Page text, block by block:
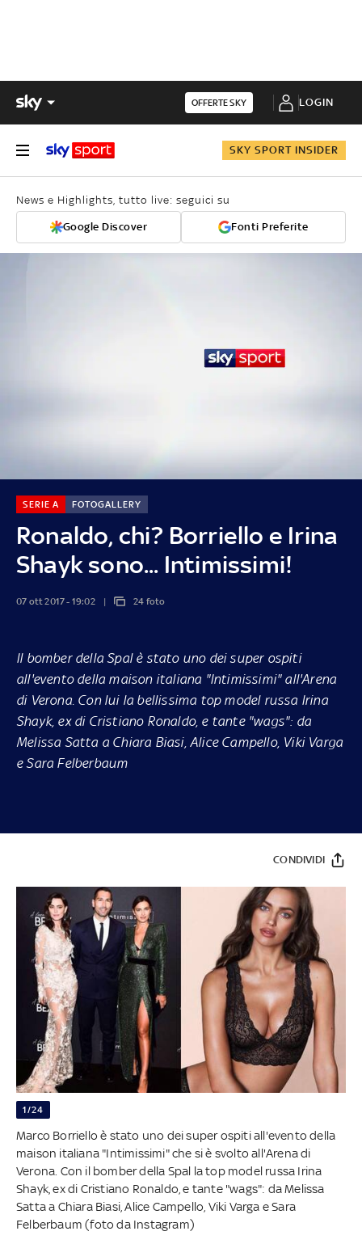
OFFERTE SKY LOGIN
SKY SPORT INSIDER
News e Highlights, tutto live: seguici su
Google Discover Fonti Preferite
Ronaldo, chi? Borriello e Irina
Shayk sono... Intimissimi!
SERIE A FOTOGALLERY
07 ott 2017 - 19:02 24 foto
Il bomber della Spal è stato uno dei super ospiti
all'evento della maison italiana "Intimissimi" all'Arena
di Verona. Con lui la bellissima top model russa Irina
Shayk, ex di Cristiano Ronaldo, e tante "wags": da
Melissa Satta a Chiara Biasi, Alice Campello, Viki Varga
e Sara Felberbaum
CONDIVIDI
1/24
Marco Borriello è stato uno dei super ospiti all'evento della
maison italiana "Intimissimi" che si è svolto all'Arena di
Verona. Con il bomber della Spal la top model russa Irina
Shayk, ex di Cristiano Ronaldo, e tante "wags": da Melissa
Satta a Chiara Biasi, Alice Campello, Viki Varga e Sara
Felberbaum (foto da Instagram)